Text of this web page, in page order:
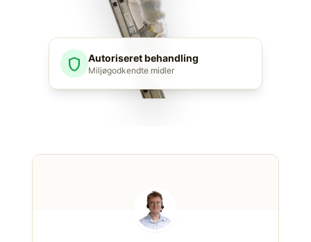
shield Autoriseret behandling
Miljøgodkendte midler